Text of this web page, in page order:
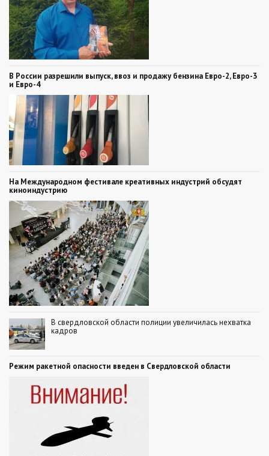
В России разрешили выпуск, ввоз и продажу бензина Евро-2, Евро-3
и Евро-4
На Международном фестивале креативных индустрий обсудят
киноиндустрию
В свердловской области полиции увеличилась нехватка
кадров
Режим ракетной опасности введен в Свердловской области